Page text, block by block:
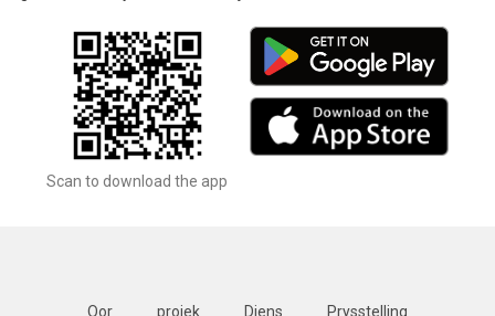
Scan to download the app
Oor projek Diens
Prysstelling